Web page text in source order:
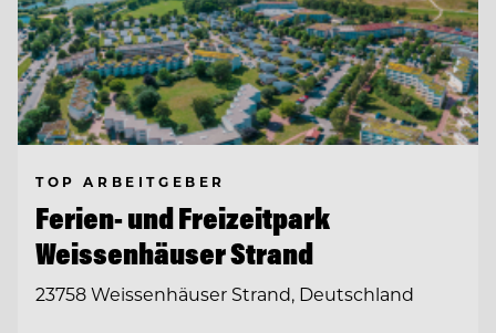
TOP ARBEITGEBER
Ferien- und Freizeitpark
Weissenhäuser Strand
23758 Weissenhäuser Strand, Deutschland